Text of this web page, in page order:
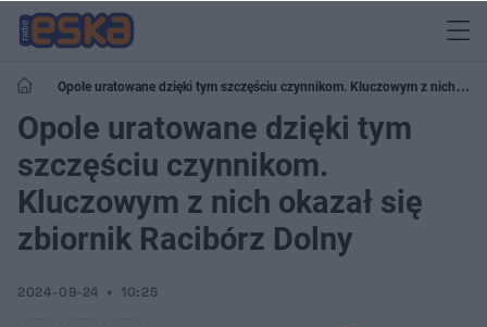
Opole uratowane dzięki tym szczęściu czynnikom. Kluczowym z nich
okazał się zbiornik Racibórz Dolny
Opole uratowane dzięki tym
szczęściu czynnikom.
Kluczowym z nich okazał się
zbiornik Racibórz Dolny
2024-09-24 10:25